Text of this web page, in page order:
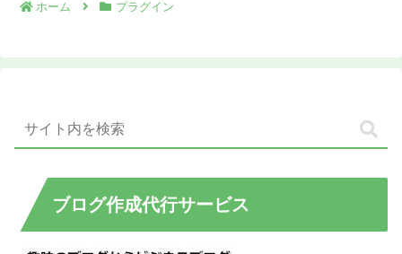
ホーム プラグイン
ブログ作成代行サービス